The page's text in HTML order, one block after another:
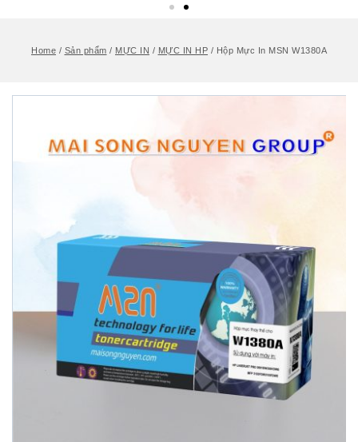
Home / Sản phẩm / MỰC IN / MỰC IN HP / Hộp Mực In MSN W1380A